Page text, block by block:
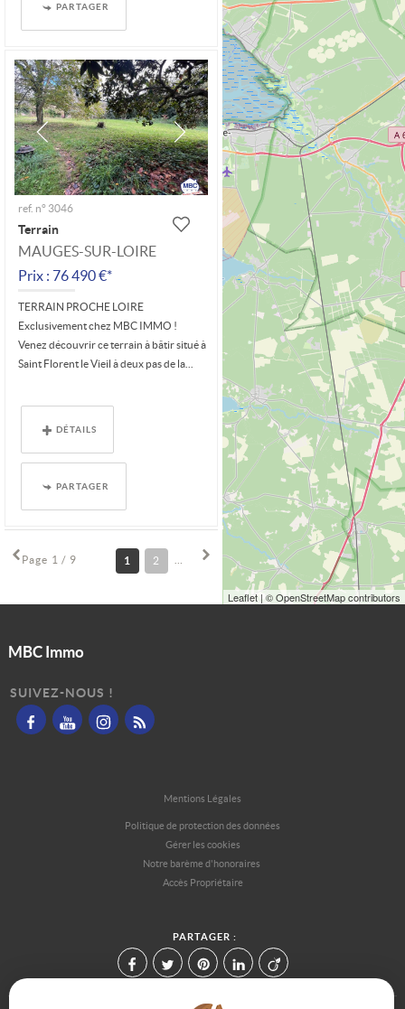
PARTAGER
ref. n° 3046
Terrain
MAUGES-SUR-LOIRE
Prix : 76 490 €*
TERRAIN PROCHE LOIRE
Exclusivement chez MBC IMMO !
Venez découvrir ce terrain à bâtir situé à
Saint Florent le Vieil à deux pas de la...
DÉTAILS
PARTAGER
Page 1 / 9 1 2 6 8
MBC Immo
SUIVEZ-NOUS !
Mentions Légales
Politique de protection des données
Gérer les cookies
Notre barème d'honoraires
Accès Propriétaire
PARTAGER :